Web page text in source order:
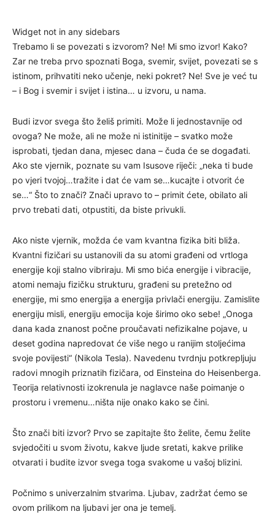
Widget not in any sidebars
Trebamo li se povezati s izvorom? Ne! Mi smo izvor! Kako?
Zar ne treba prvo spoznati Boga, svemir, svijet, povezati se s
istinom, prihvatiti neko učenje, neki pokret? Ne! Sve je već tu
– i Bog i svemir i svijet i istina… u izvoru, u nama.
Budi izvor svega što želiš primiti. Može li jednostavnije od
ovoga? Ne može, ali ne može ni istinitije – svatko može
isprobati, tjedan dana, mjesec dana – čuda će se događati.
Ako ste vjernik, poznate su vam Isusove riječi: „neka ti bude
po vjeri tvojoj…tražite i dat će vam se…kucajte i otvorit će
se…“ Što to znači? Znači upravo to – primit ćete, obilato ali
prvo trebati dati, otpustiti, da biste privukli.
Ako niste vjernik, možda će vam kvantna fizika biti bliža.
Kvantni fizičari su ustanovili da su atomi građeni od vrtloga
energije koji stalno vibriraju. Mi smo bića energije i vibracije,
atomi nemaju fizičku strukturu, građeni su pretežno od
energije, mi smo energija a energija privlači energiju. Zamislite
energiju misli, energiju emocija koje širimo oko sebe! „Onoga
dana kada znanost počne proučavati nefizikalne pojave, u
deset godina napredovat će više nego u ranijim stoljećima
svoje povijesti“ (Nikola Tesla). Navedenu tvrdnju potkrepljuju
radovi mnogih priznatih fizičara, od Einsteina do Heisenberga.
Teorija relativnosti izokrenula je naglavce naše poimanje o
prostoru i vremenu…ništa nije onako kako se čini.
Što znači biti izvor? Prvo se zapitajte što želite, čemu želite
svjedočiti u svom životu, kakve ljude sretati, kakve prilike
otvarati i budite izvor svega toga svakome u vašoj blizini.
Počnimo s univerzalnim stvarima. Ljubav, zadržat ćemo se
ovom prilikom na ljubavi jer ona je temelj.